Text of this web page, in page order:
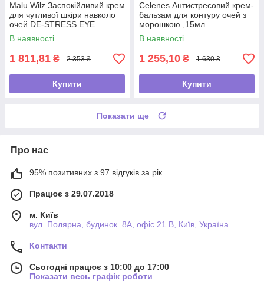
Malu Wilz Заспокійливий крем
для чутливої шкіри навколо
очей DE-STRESS EYE
CREAM , 15 мл
В наявності
1 811,81 ₴ 2 353 ₴
Купити
Celenes Антистресовий крем-
бальзам для контуру очей з
морошкою ,15мл
В наявності
1 255,10 ₴ 1 630 ₴
Купити
Показати ще
Про нас
95% позитивних з 97 відгуків за рік
Працює з 29.07.2018
м. Київ
вул. Полярна, будинок. 8А, офіс 21 В, Київ, Україна
Контакти
Сьогодні працює з 10:00 до 17:00
Показати весь графік роботи